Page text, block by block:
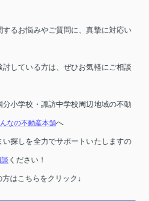
するお悩みやご質問に、真摯に対応い
討している方は、ぜひお気軽にご相談
分小学校・諏訪中学校周辺地域の不動
なの不動産本舗へ
い探しを全力でサポートいたしますの
談 ください！
はこちらをクリック↓